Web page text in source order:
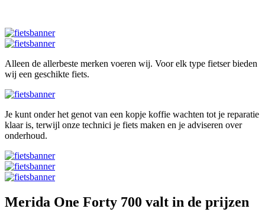
Alleen de allerbeste merken voeren wij. Voor elk type fietser bieden
wij een geschikte fiets.
Je kunt onder het genot van een kopje koffie wachten tot je reparatie
klaar is, terwijl onze technici je fiets maken en je adviseren over
onderhoud.
Merida One Forty 700 valt in de prijzen